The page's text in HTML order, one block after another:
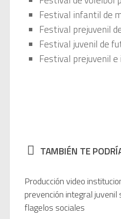
Festival infantil de
Festival prejuvenil
Festival juvenil de
Festival prejuvenil
TAMBIÉN TE
Producción video
prevención integral juvenil
flagelos sociales